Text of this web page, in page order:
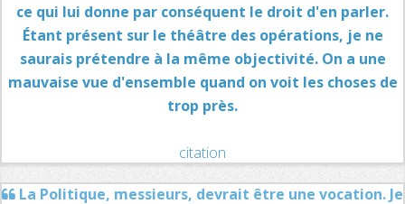
ce qui lui donne par conséquent le droit d'en parler.
Étant présent sur le théâtre des opérations, je ne
saurais prétendre à la même objectivité. On a une
mauvaise vue d'ensemble quand on voit les choses de
trop près.
citation
La Politique, messieurs, devrait être une vocation. Je